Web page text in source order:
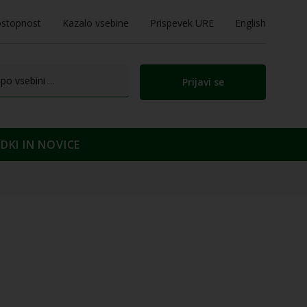
Kazalo vsebine Prispevek URE English
Prijavi se
IN NOVICE